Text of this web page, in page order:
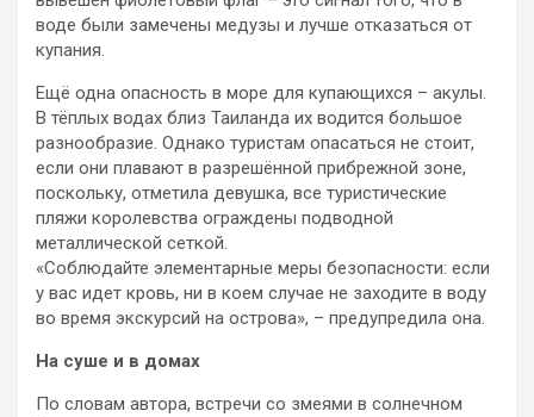
воде были замечены медузы и лучше отказаться от
купания.
Ещё одна опасность в море для купающихся – акулы.
В тёплых водах близ Таиланда их водится большое
разнообразие. Однако туристам опасаться не стоит,
если они плавают в разрешённой прибрежной зоне,
поскольку, отметила девушка, все туристические
пляжи королевства ограждены подводной
металлической сеткой.
«Соблюдайте элементарные меры безопасности: если
у вас идет кровь, ни в коем случае не заходите в воду
во время экскурсий на острова», – предупредила она.
На суше и в домах
По словам автора, встречи со змеями в солнечном